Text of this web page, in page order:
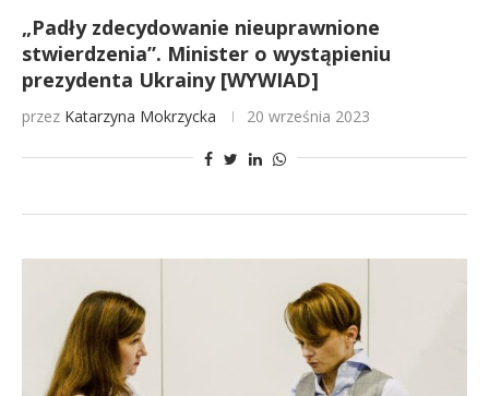
„Padły zdecydowanie nieuprawnione
stwierdzenia”. Minister o wystąpieniu
prezydenta Ukrainy [WYWIAD]
przez Katarzyna Mokrzycka 20 września 2023